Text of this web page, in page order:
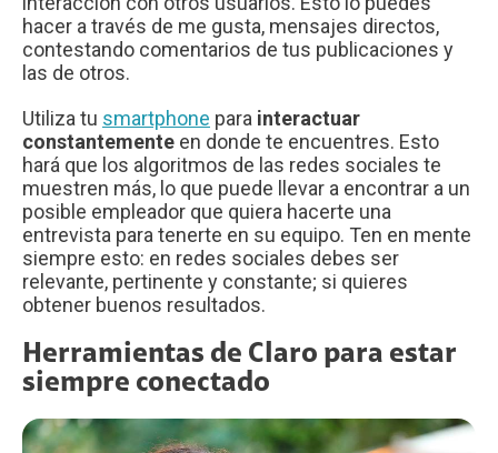
hacer a través de me gusta, mensajes directos,
contestando comentarios de tus publicaciones y
las de otros.
Utiliza tu smartphone para interactuar
constantemente en donde te encuentres. Esto
hará que los algoritmos de las redes sociales te
muestren más, lo que puede llevar a encontrar a un
posible empleador que quiera hacerte una
entrevista para tenerte en su equipo. Ten en mente
siempre esto: en redes sociales debes ser
relevante, pertinente y constante; si quieres
obtener buenos resultados.
Herramientas de Claro para estar
siempre conectado